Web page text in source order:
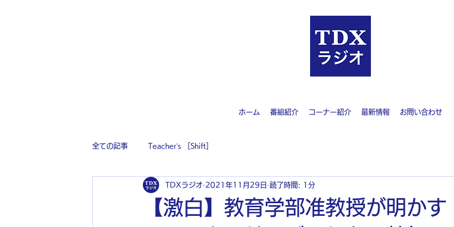
ホーム 番組紹介 コーナー紹介 最新情報 お問い合わせ
全ての記事 Teacher’s ［Shift］
【激白】教育学部准教授が明かす
TDXラジオ 2021年11月29日 読了時間: 1分